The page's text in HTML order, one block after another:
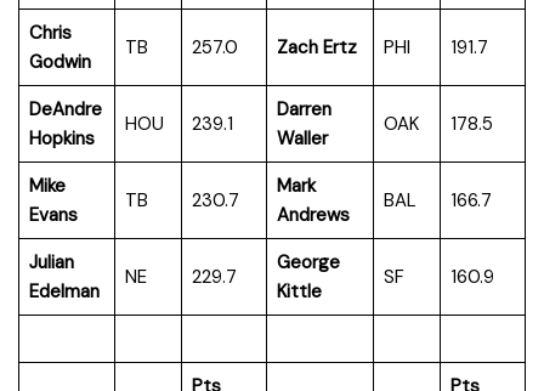
Chris
Godwin
TB 257.0 Zach Ertz PHI 191.7
DeAndre
Hopkins
HOU 239.1
Darren
Waller
OAK 178.5
Mike
Evans
TB 230.7
Mark
Andrews
BAL 166.7
Julian
Edelman
NE 229.7
George
Kittle
SF 160.9